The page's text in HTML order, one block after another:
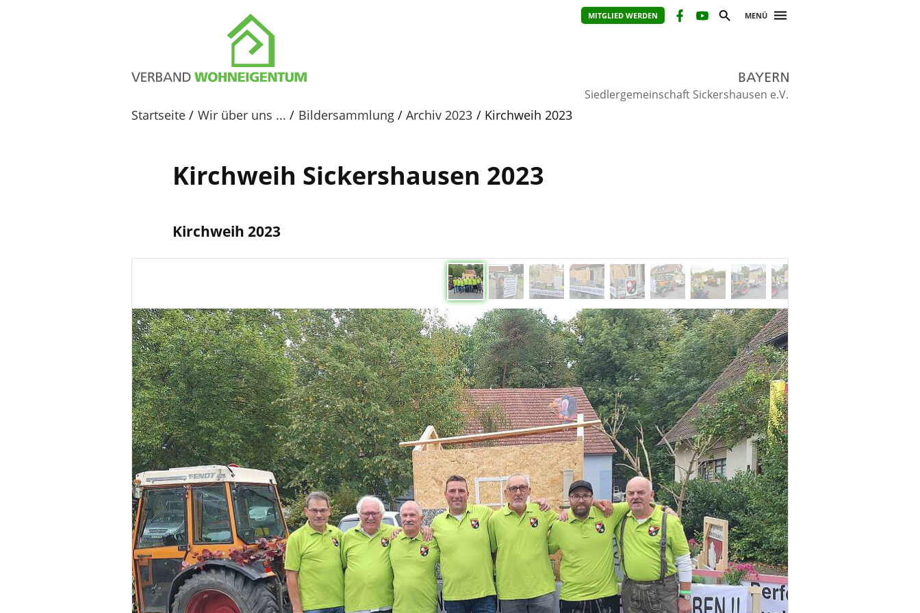
MITGLIED WERDEN MENÜ
Siedlergemeinschaft Sickershausen e.V.
Startseite Wir über uns ... Bildersammlung Archiv 2023 Kirchweih 2023
Kirchweih Sickershausen 2023
Kirchweih 2023